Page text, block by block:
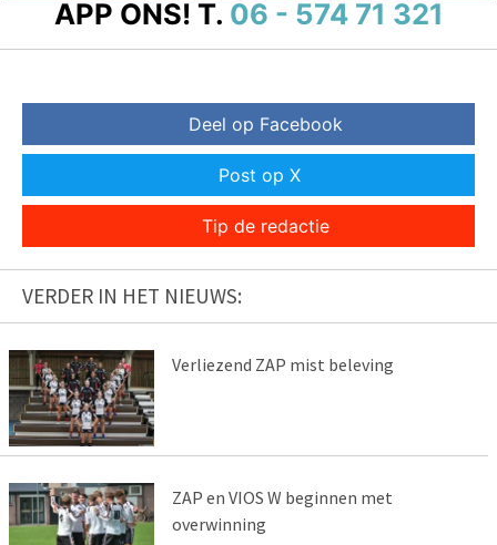
APP ONS! T. 06 - 574 71 321
Deel op Facebook
Post op X
Tip de redactie
VERDER IN HET NIEUWS:
Verliezend ZAP mist beleving
ZAP en VIOS W beginnen met
overwinning